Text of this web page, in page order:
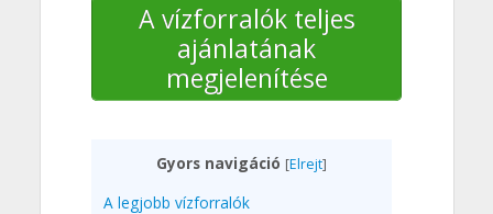
A vízforralók teljes
ajánlatának
megjelenítése
Gyors navigáció [Elrejt]
A legjobb vízforralók